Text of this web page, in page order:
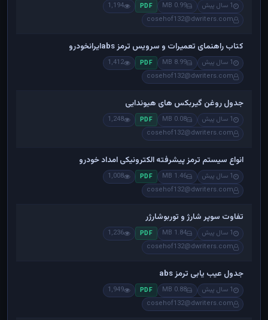
1 سال پیش 0.99 MB
PDF
1,194
cosehof132@dwriters.com
کتاب راهنمای تعمیرات و سرویس ترمز absایرانخودرو
1 سال پیش 8.99 MB
PDF
1,412
cosehof132@dwriters.com
جدول روغن گیربکس های هیوندایی
1 سال پیش 0.08 MB
PDF
1,248
cosehof132@dwriters.com
انواع سیستم ترمز پیشرفته الکترونیکی امداد خودرو
1 سال پیش 1.46 MB
PDF
1,008
cosehof132@dwriters.com
تفاوت سوپر شارژ و توربوشارژر
1 سال پیش 1.84 MB
PDF
1,236
cosehof132@dwriters.com
جدول عیب یابی ترمز abs
1 سال پیش 0.88 MB
PDF
1,949
cosehof132@dwriters.com